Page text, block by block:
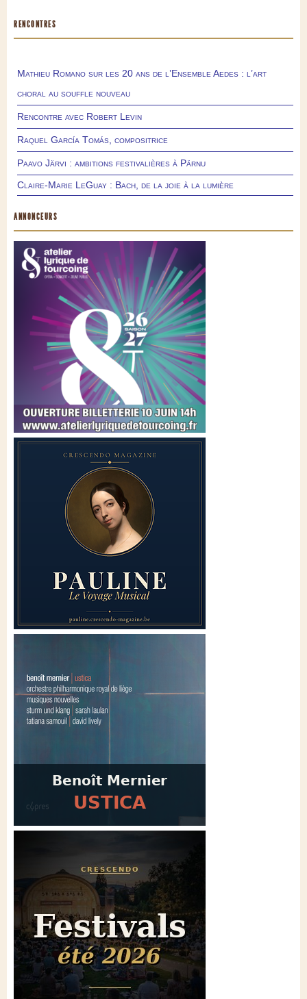
RENCONTRES
Mathieu Romano sur les 20 ans de l’Ensemble Aedes : l’art
choral au souffle nouveau
Rencontre avec Robert Levin
Raquel García Tomás, compositrice
Paavo Järvi : ambitions festivalières à Pärnu
Claire-Marie LeGuay : Bach, de la joie à la lumière
ANNONCEURS